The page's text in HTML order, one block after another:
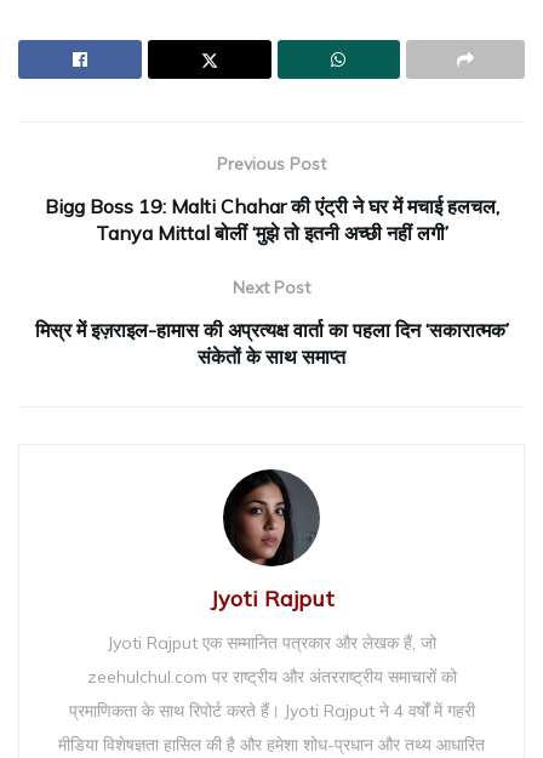
Previous Post
Bigg Boss 19: Malti Chahar की एंट्री ने घर में मचाई हलचल,
Tanya Mittal बोलीं ‘मुझे तो इतनी अच्छी नहीं लगी’
Next Post
मिस्र में इज़राइल-हामास की अप्रत्यक्ष वार्ता का पहला दिन ‘सकारात्मक’
संकेतों के साथ समाप्त
Jyoti Rajput
Jyoti Rajput एक सम्मानित पत्रकार और लेखक हैं, जो
zeehulchul.com पर राष्ट्रीय और अंतरराष्ट्रीय समाचारों को
प्रमाणिकता के साथ रिपोर्ट करते हैं। Jyoti Rajput ने 4 वर्षों में गहरी
मीडिया विशेषज्ञता हासिल की है और हमेशा शोध-प्रधान और तथ्य आधारित